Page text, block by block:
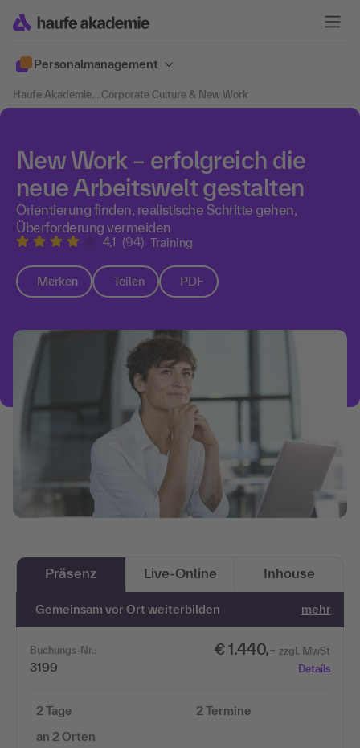
Personalmanagement
Haufe Akademie....Corporate Culture & New Work
New Work – erfolgreich die
neue Arbeitswelt gestalten
Orientierung finden, realistische Schritte gehen,
Überforderung vermeiden
4,1 (94) Training
Merken Teilen PDF
Präsenz Live-Online Inhouse
Gemeinsam vor Ort weiterbilden mehr
Buchungs-Nr.:
3199
€ 1.440,- zzgl. MwSt
Details
2 Tage
an 2 Orten
2 Termine